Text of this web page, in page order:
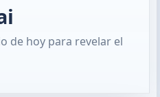
de hoy para revelar el